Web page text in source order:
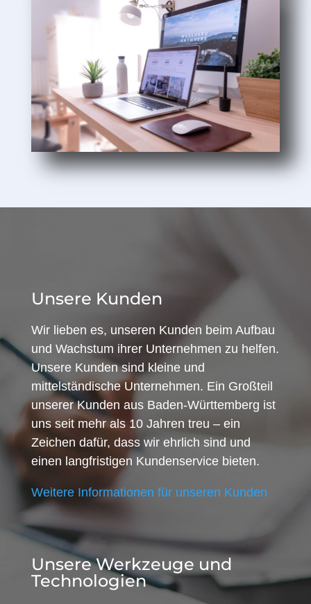
Unsere Kunden
Wir lieben es, unseren Kunden beim Aufbau
und Wachstum ihrer Unternehmen zu helfen.
Unsere Kunden sind kleine und
mittelständische Unternehmen. Ein Großteil
unserer Kunden aus Baden-Württemberg ist
uns seit mehr als 10 Jahren treu – ein
Zeichen dafür, dass wir ehrlich sind und
einen langfristigen Kundenservice bieten.
Weitere Informationen für unseren Kunden
Unsere Werkzeuge und
Technologien